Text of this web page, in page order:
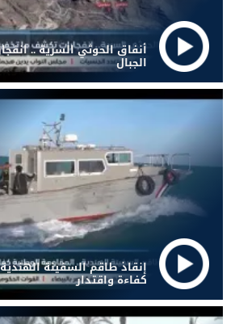
أنفاق الحوثي السرية ..
الجبال
إنقاذ طاقم السفينة
كفاءة واقتدار